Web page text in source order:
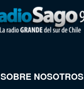
SOBRE NOSOTROS